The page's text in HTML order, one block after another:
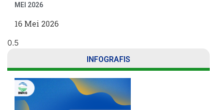
MEI 2026
16 Mei 2026
INFOGRAFIS